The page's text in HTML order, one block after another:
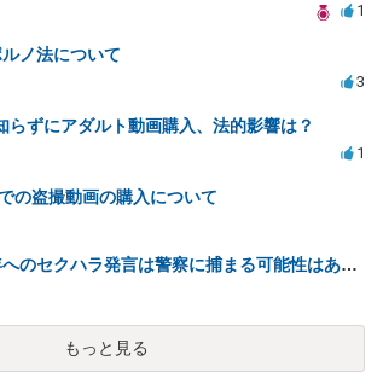
1
ノ法について
3
らずにアダルト動画購入、法的影響は？
1
の盗撮動画の購入について
DMで未成年へのセクハラ発言は警察に捕まる可能性はありますか
もっと見る